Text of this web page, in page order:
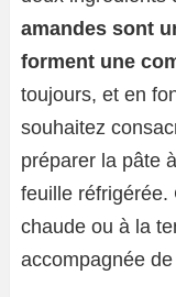
amandes sont
forment une
toujours, et en
souhaitez
préparer la pâte
feuille réfrigérée.
chaude ou à la
accompagnée